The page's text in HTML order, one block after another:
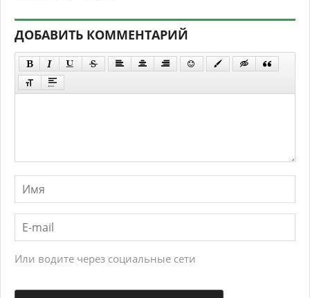
ДОБАВИТЬ КОММЕНТАРИЙ
Или водите через социальные сети